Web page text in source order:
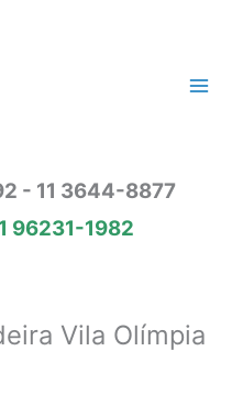
- 11 3644-8877
96231-1982
Vila Olímpia